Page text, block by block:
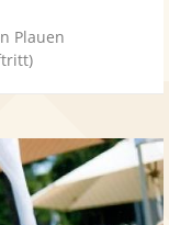
Plauen